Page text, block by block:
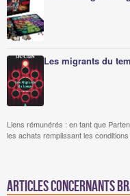
Les migrants du
Liens rémunérés : en tant que
les achats remplissant les conditions
Articles concernants